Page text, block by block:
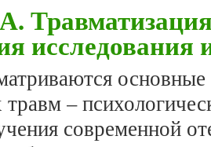
–
современной